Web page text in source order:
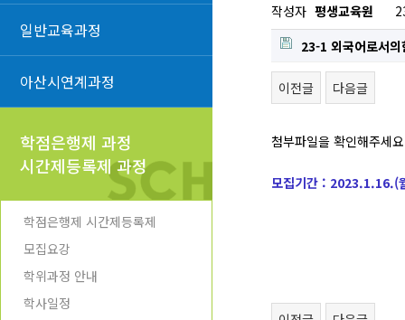
일반교육과정
아산시연계과정
학점은행제 과정
시간제등록제 과정
학점은행제 시간제등록제
모집요강
학위과정 안내
학사일정
작성자 평생교육원
23-1 외국어로서
이전글 다음글
첨부파일을 확인해주세
모집기간 :